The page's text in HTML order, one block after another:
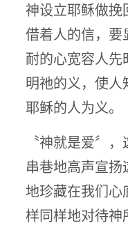
神设立耶稣做挽
借着人的信，要
耐的心宽容人
明祂的义，使
耶稣的人为义。
〝神就是爱〞
串巷地高声宣
地珍藏在我们心
样同样地对待神